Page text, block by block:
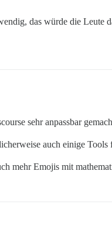
das würde die Leute
sehr anpassbar
auch einige
mehr Emojis mit